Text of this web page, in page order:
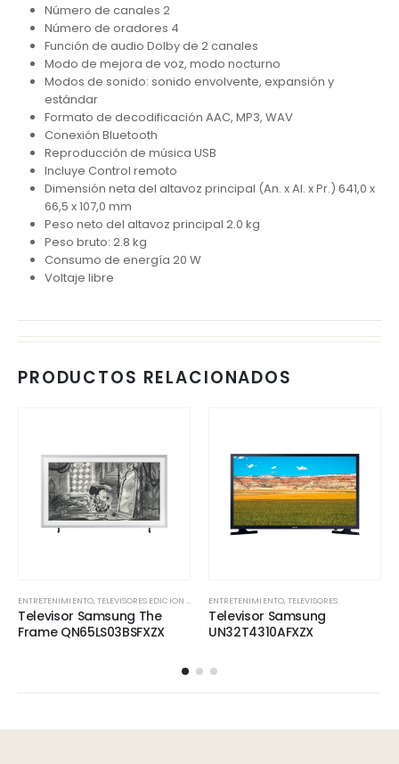
Número de canales 2
Número de oradores 4
Función de audio Dolby de 2 canales
Modo de mejora de voz, modo nocturno
Modos de sonido: sonido envolvente, expansión y
estándar
Formato de decodificación AAC, MP3, WAV
Conexión Bluetooth
Reproducción de música USB
Incluye Control remoto
Dimensión neta del altavoz principal (An. x Al. x Pr.) 641,0 x
66,5 x 107,0 mm
Peso neto del altavoz principal 2.0 kg
Peso bruto: 2.8 kg
Consumo de energía 20 W
Voltaje libre
PRODUCTOS RELACIONADOS
ENTRETENIMIENTO,TELEVISORES EDICION ESPECIAL
Televisor Samsung The
Frame QN65LS03BSFXZX
ENTRETENIMIENTO,TELEVISORES
Televisor Samsung
UN32T4310AFXZX